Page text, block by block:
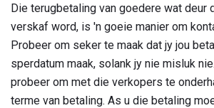
Die terugbetaling van goedere wat deur
verskaf word, is 'n goeie manier om
Probeer om seker te maak dat jy jou
sperdatum maak, solank jy nie misluk
probeer om met die verkopers te
terme van betaling. As u die betaling